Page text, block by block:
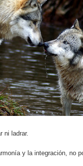
ni ladrar.
y la integración, no